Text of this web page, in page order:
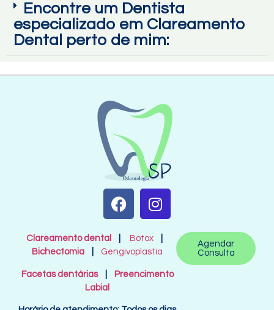
Encontre um Dentista
especializado em Clareamento
Dental perto de mim:
Clareamento dental Botox
Bichectomia
Gengivoplastia
Facetas dentárias
Preencimento
Labial
Agendar
Consulta